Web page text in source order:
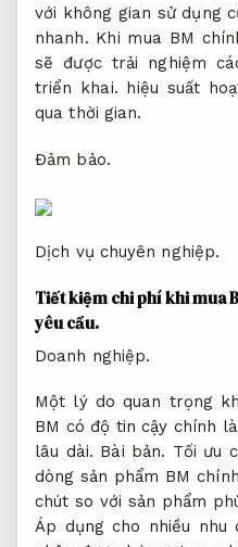
với không gian sử dụng
nhanh. Khi mua BM
sẽ được trải nghiệm
triển khai. hiệu suất
qua thời gian.
Đảm bảo.
Dịch vụ chuyên nghiệp.
Tiết kiệm chi phí khi mua
yêu cầu.
Doanh nghiệp.
Một lý do quan trọng
BM có độ tin cậy chính
lâu dài. Bài bản. Tối ưu
dòng sản phẩm BM
chút so với sản phẩm
Áp dụng cho nhiều nhu